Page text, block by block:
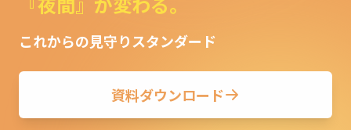
これからの見守りスタンダード
資料ダウンロード